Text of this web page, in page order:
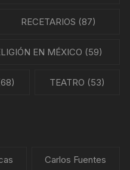
RECETARIOS (87)
EN MÉXICO (59)
TEATRO (53)
Carlos Fuentes